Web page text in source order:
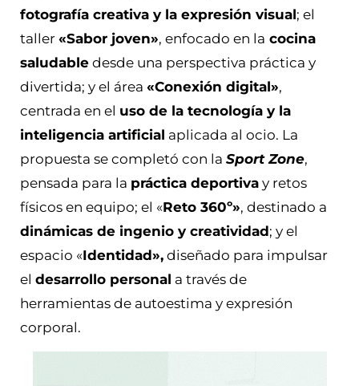
fotografía creativa y la expresión visual; el
taller «Sabor joven», enfocado en la cocina
saludable desde una perspectiva práctica y
divertida; y el área «Conexión digital»,
centrada en el uso de la tecnología y la
inteligencia artificial aplicada al ocio. La
propuesta se completó con la Sport Zone,
pensada para la práctica deportiva y retos
físicos en equipo; el «Reto 360º», destinado a
dinámicas de ingenio y creatividad; y el
espacio «Identidad», diseñado para impulsar
el desarrollo personal a través de
herramientas de autoestima y expresión
corporal.